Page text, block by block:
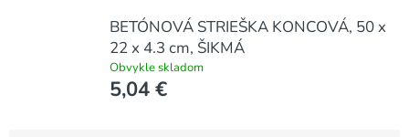
BETÓNOVÁ STRIEŠKA KONCOVÁ, 50 x
22 x 4.3 cm, ŠIKMÁ
Obvykle skladom
5,04 €